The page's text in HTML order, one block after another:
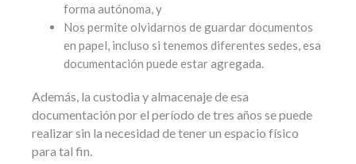
forma autónoma, y
Nos permite olvidarnos de guardar documentos
en papel, incluso si tenemos diferentes sedes, esa
documentación puede estar agregada.
Además, la custodia y almacenaje de esa
documentación por el período de tres años se puede
realizar sin la necesidad de tener un espacio físico
para tal fin.